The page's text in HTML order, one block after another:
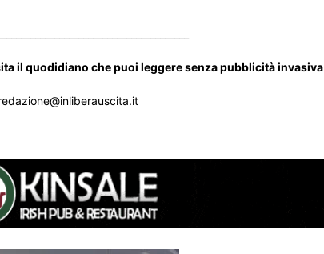
il quodidiano che puoi leggere senza pubblicità invasiva